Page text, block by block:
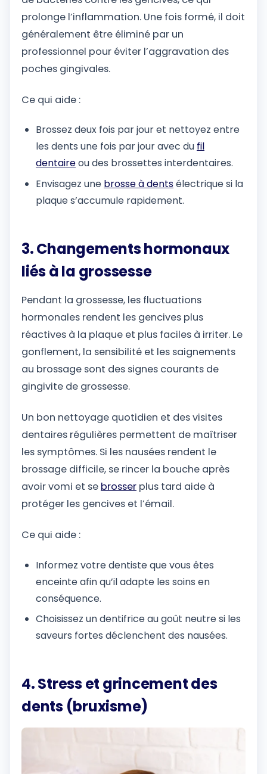
prolonge l’inflammation. Une fois formé, il doit
généralement être éliminé par un
professionnel pour éviter l’aggravation des
poches gingivales.
Ce qui aide :
Brossez deux fois par jour et nettoyez entre
les dents une fois par jour avec du fil
dentaireou des brossettes interdentaires.
Envisagez une brosse à dentsélectrique si la
plaque s’accumule rapidement.
3. Changements hormonaux
liés à la grossesse
Pendant la grossesse, les fluctuations
hormonales rendent les gencives plus
réactives à la plaque et plus faciles à irriter. Le
gonflement, la sensibilité et les saignements
au brossage sont des signes courants de
gingivite de grossesse.
Un bon nettoyage quotidien et des visites
dentaires régulières permettent de maîtriser
les symptômes. Si les nausées rendent le
brossage difficile, se rincer la bouche après
avoir vomi et se brosser plus tard aide à
protéger les gencives et l’émail.
Ce qui aide :
Informez votre dentiste que vous êtes
enceinte afin qu’il adapte les soins en
conséquence.
Choisissez un dentifrice au goût neutre si les
saveurs fortes déclenchent des nausées.
4. Stress et grincement des
dents (bruxisme)